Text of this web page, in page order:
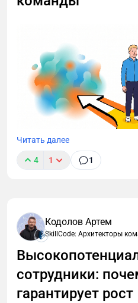
Навык решения проблем
выходит из сбоев.
навык на разных уровнях
SkillCode о среднем
Читать далее
4 1 1
Кодолов Артем
SkillCode: Архитекторы
сотрудники:
гарантирует рост